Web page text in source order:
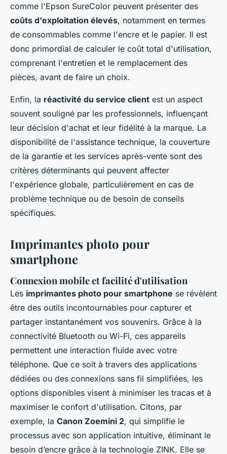
comme l'Epson SureColor peuvent présenter des
coûts d'exploitation élevés, notamment en termes
de consommables comme l'encre et le papier. Il est
donc primordial de calculer le coût total d'utilisation,
comprenant l'entretien et le remplacement des
pièces, avant de faire un choix.
Enfin, la réactivité du service client est un aspect
souvent souligné par les professionnels, influençant
leur décision d'achat et leur fidélité à la marque. La
disponibilité de l'assistance technique, la couverture
de la garantie et les services après-vente sont des
critères déterminants qui peuvent affecter
l'expérience globale, particulièrement en cas de
problème technique ou de besoin de conseils
spécifiques.
Imprimantes photo pour
smartphone
Connexion mobile et facilité d'utilisation
Les imprimantes photo pour smartphone se révèlent
être des outils incontournables pour capturer et
partager instantanément vos souvenirs. Grâce à la
connectivité Bluetooth ou Wi-Fi, ces appareils
permettent une interaction fluide avec votre
téléphone. Que ce soit à travers des applications
dédiées ou des connexions sans fil simplifiées, les
options disponibles visent à minimiser les tracas et à
maximiser le confort d'utilisation. Citons, par
exemple, la Canon Zoemini 2, qui simplifie le
processus avec son application intuitive, éliminant le
besoin d’encre grâce à la technologie ZINK. Elle se